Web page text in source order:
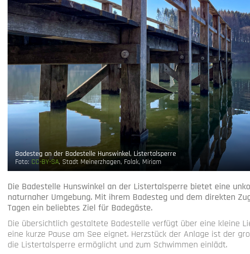
Badesteg an der Badestelle Hunswinkel, Listertalsperre
Foto: CC-BY-SA, Stadt Meinerzhagen, Folak, Miriam
Die Badestelle Hunswinkel an der Listertalsperre bietet eine
naturnaher Umgebung. Mit ihrem Badesteg und dem direkten
Tagen ein beliebtes Ziel für Badegäste.
Die übersichtlich gestaltete Badestelle verfügt über eine kleine
eine kurze Pause am See eignet. Herzstück der Anlage ist der
die Listertalsperre ermöglicht und zum Schwimmen einlädt.